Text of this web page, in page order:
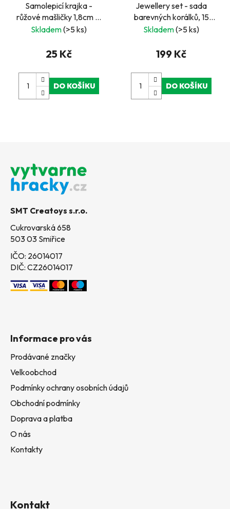
Samolepicí krajka -
růžové mašličky 1,8cm x1
m Scrapbooking
Skladem(>5 ks)
25 Kč
DO KOŠÍKU
Jewellery set - sada
barevných korálků, 15
druhů
Skladem(>5 ks)
199 Kč
DO KOŠÍKU
SMT Creatoys s.r.o.
Cukrovarská 658
503 03 Smiřice
IČO: 26014017
DIČ: CZ26014017
Informace pro vás
Prodávané značky
Velkoobchod
Podmínky ochrany osobních údajů
Obchodní podmínky
Doprava a platba
O nás
Kontakty
Kontakt